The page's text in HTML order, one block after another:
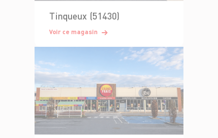
Tinqueux (51430)
Voir ce magasin